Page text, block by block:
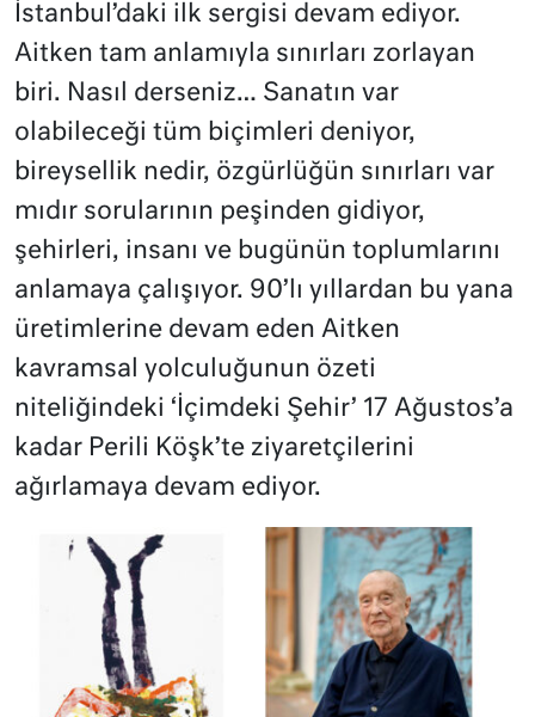
İstanbul’daki ilk sergisi devam ediyor.
Aitken tam anlamıyla sınırları zorlayan
biri. Nasıl derseniz… Sanatın var
olabileceği tüm biçimleri deniyor,
bireysellik nedir, özgürlüğün sınırları var
mıdır sorularının peşinden gidiyor,
şehirleri, insanı ve bugünün toplumlarını
anlamaya çalışıyor. 90’lı yıllardan bu yana
üretimlerine devam eden Aitken
kavramsal yolculuğunun özeti
niteliğindeki ‘İçimdeki Şehir’ 17 Ağustos’a
kadar Perili Köşk’te ziyaretçilerini
ağırlamaya devam ediyor.